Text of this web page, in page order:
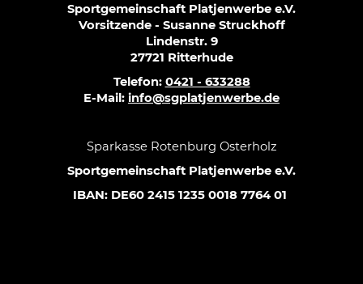
Sportgemeinschaft Platjenwerbe e.V.
Vorsitzende - Susanne Struckhoff
Lindenstr. 9
27721 Ritterhude
Telefon: 0421 - 633288
E-Mail: info@sgplatjenwerbe.de
Sparkasse Rotenburg Osterholz
Sportgemeinschaft Platjenwerbe e.V.
IBAN: DE60 2415 1235 0018 7764 01